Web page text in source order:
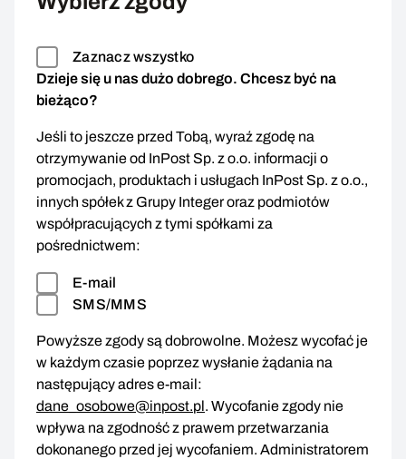
Zaznacz wszystko
Dzieje się u nas dużo dobrego. Chcesz być na
bieżąco?
Jeśli to jeszcze przed Tobą, wyraź zgodę na
otrzymywanie od InPost Sp. z o.o. informacji o
promocjach, produktach i usługach InPost Sp. z o.o.,
innych spółek z Grupy Integer oraz podmiotów
współpracujących z tymi spółkami za
pośrednictwem:
E-mail
SMS/MMS
Powyższe zgody są dobrowolne. Możesz wycofać je
w każdym czasie poprzez wysłanie żądania na
następujący adres e-mail:
dane_osobowe@inpost.pl. Wycofanie zgody nie
wpływa na zgodność z prawem przetwarzania
dokonanego przed jej wycofaniem. Administratorem